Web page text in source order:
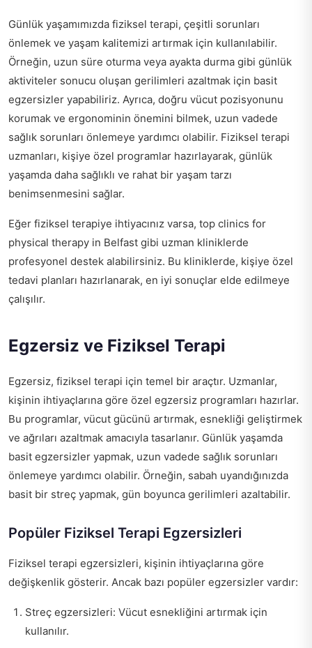
Günlük yaşamımızda fiziksel terapi, çeşitli sorunları
önlemek ve yaşam kalitemizi artırmak için kullanılabilir.
Örneğin, uzun süre oturma veya ayakta durma gibi günlük
aktiviteler sonucu oluşan gerilimleri azaltmak için basit
egzersizler yapabiliriz. Ayrıca, doğru vücut pozisyonunu
korumak ve ergonominin önemini bilmek, uzun vadede
sağlık sorunları önlemeye yardımcı olabilir. Fiziksel terapi
uzmanları, kişiye özel programlar hazırlayarak, günlük
yaşamda daha sağlıklı ve rahat bir yaşam tarzı
benimsenmesini sağlar.
Eğer fiziksel terapiye ihtiyacınız varsa, top clinics for
physical therapy in Belfast gibi uzman kliniklerde
profesyonel destek alabilirsiniz. Bu kliniklerde, kişiye özel
tedavi planları hazırlanarak, en iyi sonuçlar elde edilmeye
çalışılır.
Egzersiz ve Fiziksel Terapi
Egzersiz, fiziksel terapi için temel bir araçtır. Uzmanlar,
kişinin ihtiyaçlarına göre özel egzersiz programları hazırlar.
Bu programlar, vücut gücünü artırmak, esnekliği geliştirmek
ve ağrıları azaltmak amacıyla tasarlanır. Günlük yaşamda
basit egzersizler yapmak, uzun vadede sağlık sorunları
önlemeye yardımcı olabilir. Örneğin, sabah uyandığınızda
basit bir streç yapmak, gün boyunca gerilimleri azaltabilir.
Popüler Fiziksel Terapi Egzersizleri
Fiziksel terapi egzersizleri, kişinin ihtiyaçlarına göre
değişkenlik gösterir. Ancak bazı popüler egzersizler vardır:
Streç egzersizleri: Vücut esnekliğini artırmak için
kullanılır.